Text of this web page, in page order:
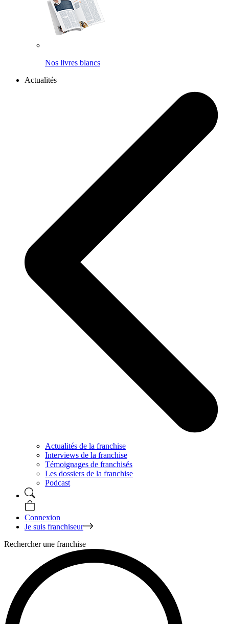
Nos livres blancs
Actualités
Actualités de la franchise
Interviews de la franchise
Témoignages de franchisés
Les dossiers de la franchise
Podcast
Connexion
Je suis franchiseur
Rechercher une franchise